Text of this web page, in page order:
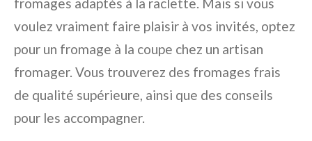
voulez vraiment faire plaisir à vos invités, optez
pour un fromage à la coupe chez un artisan
fromager. Vous trouverez des fromages frais
de qualité supérieure, ainsi que des conseils
pour les accompagner.